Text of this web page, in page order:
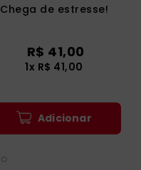
Chega de estresse!
R$ 41,00
1x R$ 41,00
Adicionar